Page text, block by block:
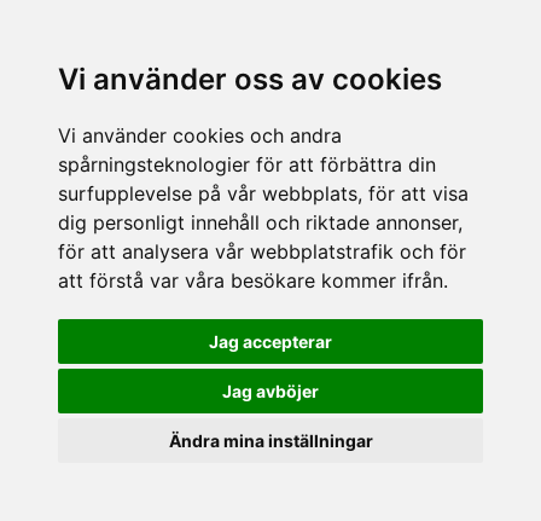
Vi använder oss av cookies
Vi använder cookies och andra
spårningsteknologier för att förbättra din
surfupplevelse på vår webbplats, för att visa
dig personligt innehåll och riktade annonser,
för att analysera vår webbplatstrafik och för
att förstå var våra besökare kommer ifrån.
Jag accepterar
Jag avböjer
Ändra mina inställningar